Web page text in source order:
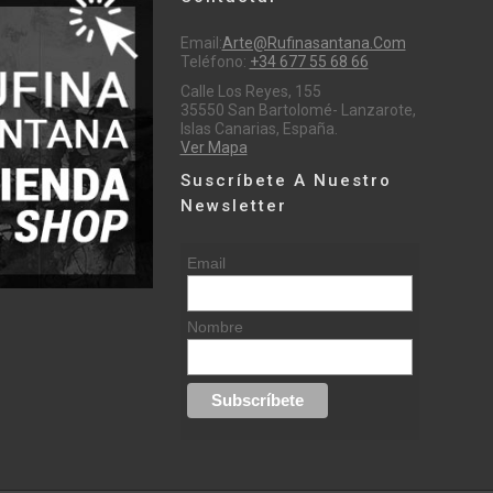
Email:Arte@rufinasantana.com
Teléfono: +34 677 55 68 66
Calle Los Reyes, 155
35550 San Bartolomé- Lanzarote,
Islas Canarias, España.
Ver Mapa
Suscríbete A Nuestro
Newsletter
Email
Nombre